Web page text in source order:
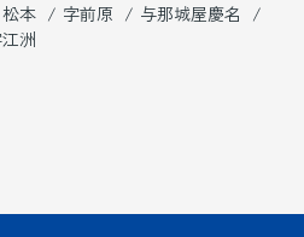
松本 字前原
与那城屋慶名
洲